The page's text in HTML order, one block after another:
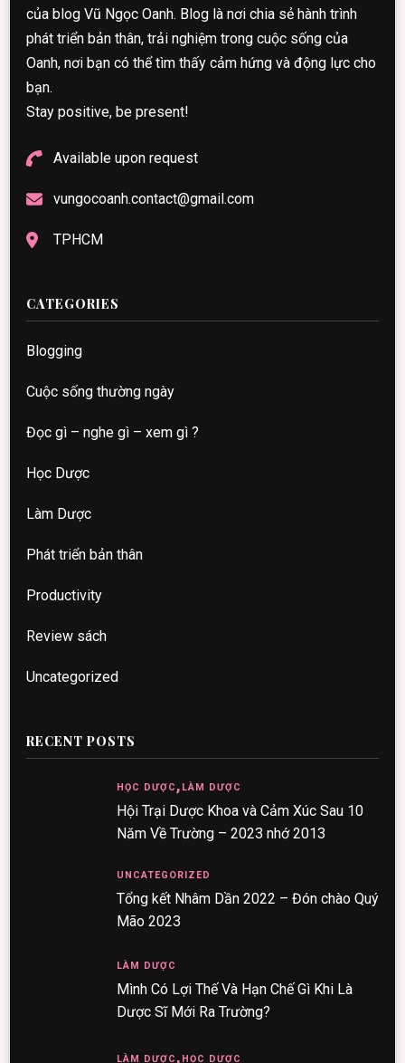
của blog Vũ Ngọc Oanh. Blog là nơi chia sẻ hành trình
phát triển bản thân, trải nghiệm trong cuộc sống của
Oanh, nơi bạn có thể tìm thấy cảm hứng và động lực cho
bạn.
Stay positive, be present!
Available upon request
vungocoanh.contact@gmail.com
TPHCM
CATEGORIES
Blogging
Cuộc sống thường ngày
Đọc gì – nghe gì – xem gì ?
Học Dược
Làm Dược
Phát triển bản thân
Productivity
Review sách
Uncategorized
RECENT POSTS
HỌC DƯỢC LÀM DƯỢC
Hội Trại Dược Khoa và Cảm Xúc Sau 10
Năm Về Trường – 2023 nhớ 2013
UNCATEGORIZED
Tổng kết Nhâm Dần 2022 – Đón chào Quý
Mão 2023
LÀM DƯỢC
Mình Có Lợi Thế Và Hạn Chế Gì Khi Là
Dược Sĩ Mới Ra Trường?
LÀM DƯỢC HỌC DƯỢC